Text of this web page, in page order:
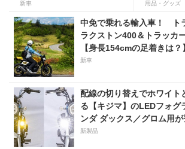
月21日に発売！ 価格99万
8800円
新車 用品・グッズ
中免で乗れる輸入車！ ト
ラクストン400＆トラッカ
【身長154cmの足着きは？】
新車
配線の切り替えでホワイト
る【キジマ】のLEDフォグ
ンダ ダックス／グロム用が
新製品